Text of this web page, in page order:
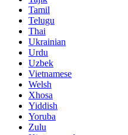
Tamil
Telugu
Thai
Ukrainian
Urdu
Uzbek
Vietnamese
Welsh
Xhosa
Yiddish
Yoruba
Zulu